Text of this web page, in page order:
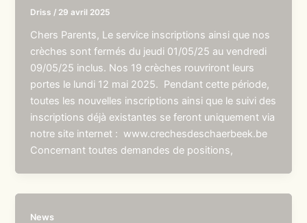
Driss / 29 avril 2025
Chers Parents, Le service inscriptions ainsi que nos
crèches sont fermés du jeudi 01/05/25 au vendredi
09/05/25 inclus. Nos 19 crèches rouvriront leurs
portes le lundi 12 mai 2025. Pendant cette période,
toutes les nouvelles inscriptions ainsi que le suivi des
inscriptions déjà existantes se feront uniquement via
notre site internet : www.crechesdeschaerbeek.be
Concernant toutes demandes de positions,
News